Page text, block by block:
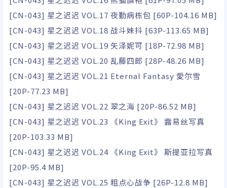
[CN-043] 星之迟迟 VOL.17 夜勤病栋包 [60P-104.16 MB]
[CN-043] 星之迟迟 VOL.18 战斗妹抖 [63P-113.65 MB]
[CN-043] 星之迟迟 VOL.19 矢泽妮可 [18P-72.98 MB]
[CN-043] 星之迟迟 VOL.20 乱藤四郎 [28P-48.26 MB]
[CN-043] 星之迟迟 VOL.21 Eternal Fantasy 愛尔雪
[20P-77.23 MB]
[CN-043] 星之迟迟 VOL.22 翠之海 [20P-86.52 MB]
[CN-043] 星之迟迟 VOL.23 《King Exit》 露易丝写真
[20P-103.33 MB]
[CN-043] 星之迟迟 VOL.24 《King Exit》 斯提亚拉写真
[20P-95.4 MB]
[CN-043] 星之迟迟 VOL.25 粗点心战争 [26P-12.8 MB]